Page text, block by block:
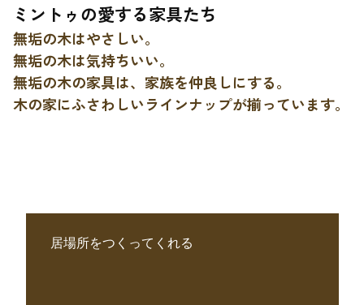
ミントゥの愛する家具たち
無垢の木はやさしい。
無垢の木は気持ちいい。
無垢の木の家具は、家族を仲良しにする。
木の家にふさわしいラインナップが揃っています。
居場所をつくってくれる